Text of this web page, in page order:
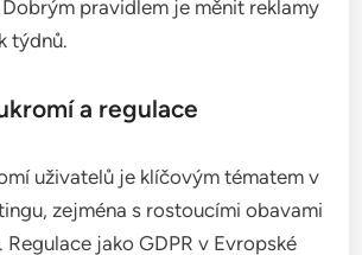
spojené s